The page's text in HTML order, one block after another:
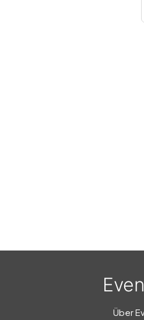
Über